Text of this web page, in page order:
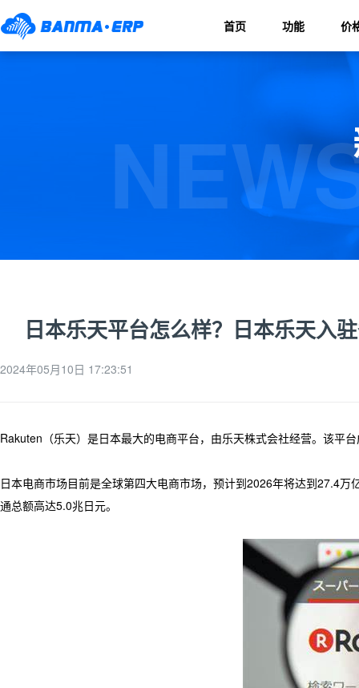
首页 功能 价
日本乐天平台怎么样？日本乐天入
2024年05月10日 17:23:51
Rakuten（乐天）是日本最大的电商平台，由乐天株式会社经营。该平
日本电商市场目前是全球第四大电商市场，预计到2026年将达到27.4
通总额高达5.0兆日元。